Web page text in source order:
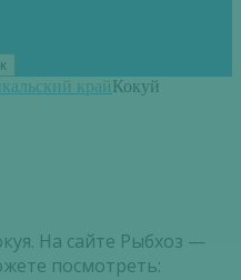
крайКокуй
На сайте Рыбхоз —
посмотреть: